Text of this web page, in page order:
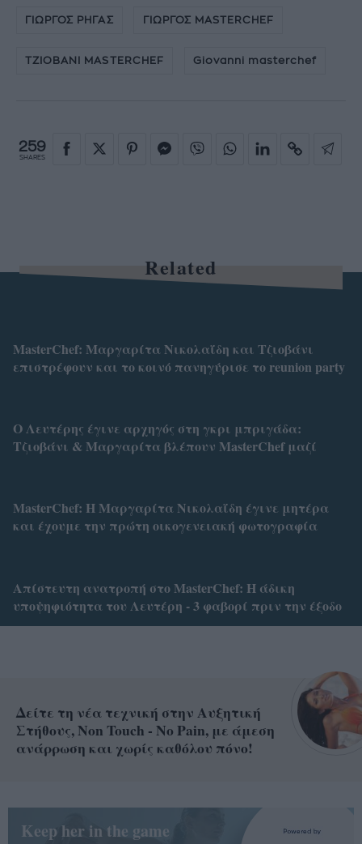
ΓΙΩΡΓΟΣ ΡΗΓΑΣ ΓΙΩΡΓΟΣ MASTERCHEF
ΤΖΙΟΒΑΝΙ MASTERCHEF Giovanni masterchef
259
SHARES
Related
MasterChef: Μαργαρίτα Νικολαΐδη και Τζιοβάνι
επιστρέφουν και το κοινό πανηγύρισε το reunion party
Ο Λευτέρης έγινε αρχηγός στη γκρι μπριγάδα:
Τζιοβάνι & Μαργαρίτα βλέπουν MasterChef μαζί
MasterChef: Η Μαργαρίτα Νικολαΐδη έγινε μητέρα
και έχουμε την πρώτη οικογενειακή φωτογραφία
Απίστευτη ανατροπή στο MasterChef: Η άδικη
υποψηφιότητα του Λευτέρη - 3 φαβορί πριν την έξοδο
Δείτε τη νέα τεχνική στην Αυξητική
Στήθους, Non Touch - No Pain, με άμεση
ανάρρωση και χωρίς καθόλου πόνο!
Keep her in the game